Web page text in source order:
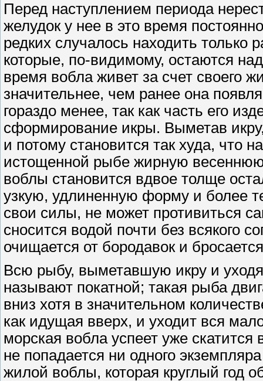
Перед наступлением периода
желудок у нее в это время
редких случалось находить только
которые, по-видимому, остаются
время вобла живет за счет своего
значительнее, чем ранее она
гораздо менее, так как часть его
сформирование икры. Выметав
и потому становится так худа, что
истощенной рыбе жирную весеннюю
воблы становится вдвое толще
узкую, удлиненную форму и более
свои силы, не может противиться
сносится водой почти без всякого
очищается от бородавок и
Всю рыбу, выметавшую икру и
называют покатной; такая рыба
вниз хотя в значительном
как идущая вверх, и уходит вся
морская вобла успеет уже
не попадается ни одного
жилой воблы, которая круглый год